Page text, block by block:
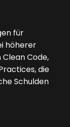
für
höherer
Code,
die
Schulden